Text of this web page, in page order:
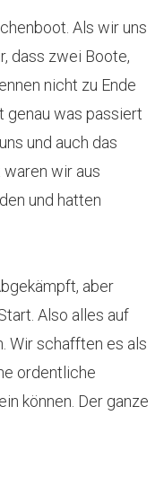
Als wir uns
dass zwei Boote,
nicht zu Ende
genau was passiert
und auch das
wir aus
und hatten
aber
Also alles auf
Wir schafften es als
ordentliche
können. Der ganze